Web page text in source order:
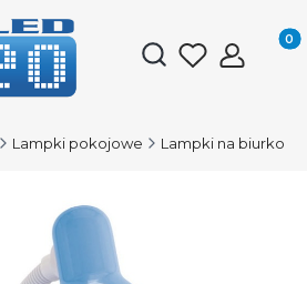
Otwórz
Lampki pokojowe Lampki na biurko